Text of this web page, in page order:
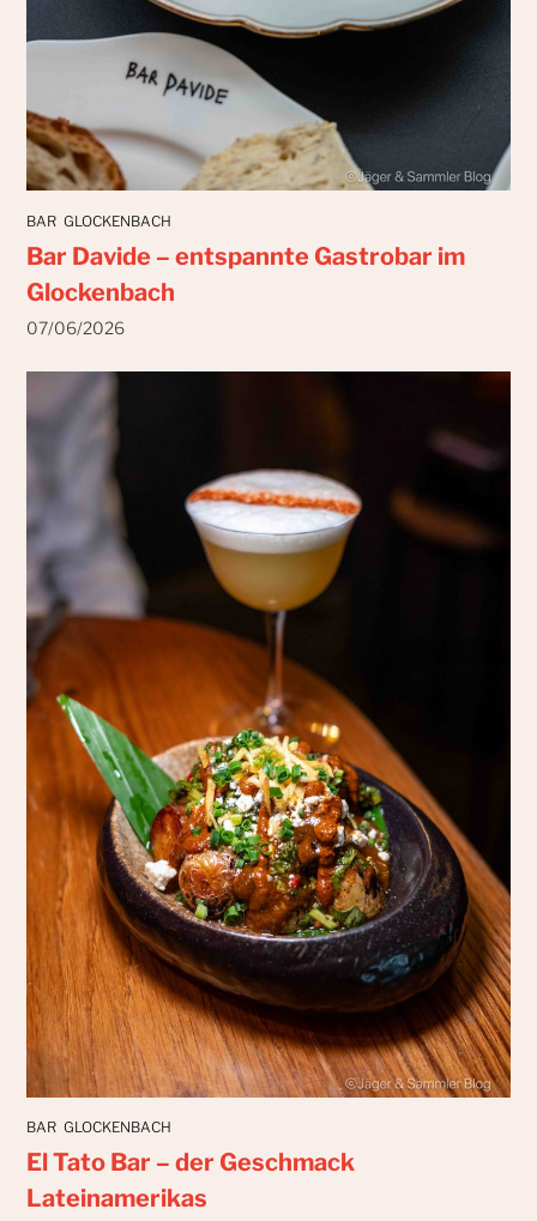
BAR GLOCKENBACH
Bar Davide – entspannte Gastrobar im
Glockenbach
07/06/2026
BAR GLOCKENBACH
El Tato Bar – der Geschmack
Lateinamerikas